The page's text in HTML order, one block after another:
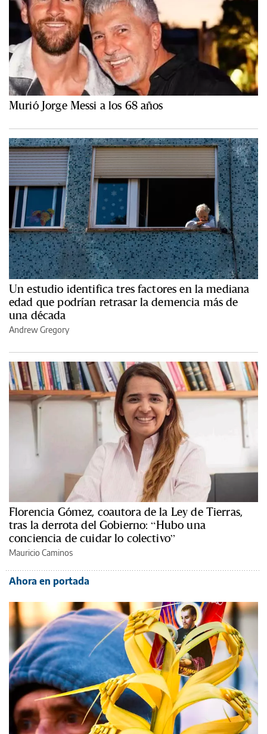
Murió Jorge Messi a los 68 años
Un estudio identifica tres factores en la mediana
edad que podrían retrasar la demencia más de
una década
Andrew Gregory
Florencia Gómez, coautora de la Ley de Tierras,
tras la derrota del Gobierno: “Hubo una
conciencia de cuidar lo colectivo”
Mauricio Caminos
Ahora en portada